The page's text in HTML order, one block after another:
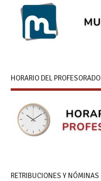
HORARIO DEL PROFESORADO
RETRIBUCIONES Y NÓMINAS